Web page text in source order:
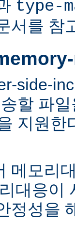
type-
서를 참
side-
할 파
지원한
메모리
대응이
정성을